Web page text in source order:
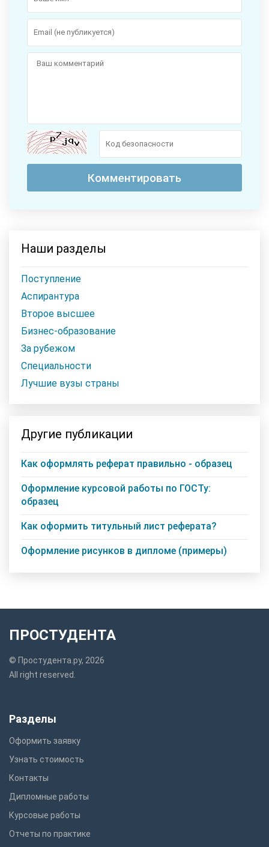
Наши разделы
Поступление
Аспирантура
Второе высшее
Бизнес-образование
За рубежом
Специальности
Лучшие вузы страны
Другие публикации
Как оформлять реферат правильно - образец
Оформление курсовой работы по ГОСТу:
образец
Как оформить титульный лист реферата?
Оформление рисунков в дипломе (примеры)
ПРОСТУДЕНТА
© Простудента.ру, 2026
All right reserved.
Разделы
Оформить заявку
Узнать стоимость
Контакты
Дипломные работы
Курсовые работы
Отчеты по практике